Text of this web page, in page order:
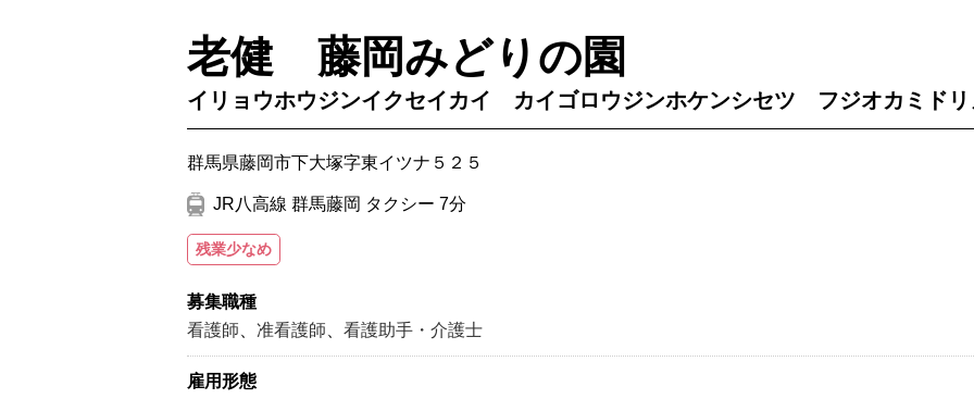
老健 藤岡みどりの園
イリョウホウジンイクセイカイ カイゴロウジンホケンシセツ フジオカミドリ
群馬県藤岡市下大塚字東イツナ５２５
JR八高線 群馬藤岡 タクシー 7分
残業少なめ
募集職種
看護師
准看護師 看護助手・介護士
雇用形態